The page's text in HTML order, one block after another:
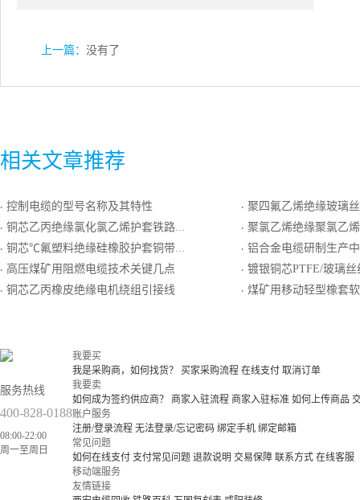
上一篇： 没有了
相关文章推荐
· 控制电缆的型号名称及其特性
· 铜芯乙丙绝缘氯化氯乙烯护套铁路电缆
· 铜芯℃氟塑料绝缘硅橡胶护套铜带屏蔽控制电缆
· 高压煤矿用阻燃电缆技术关键几点
· 铜芯乙丙橡皮绝缘电机绕组引接线
· 聚四氟乙烯绝缘玻璃丝编织耐热用精密级
· 聚氯乙烯绝缘聚氯乙烯护套一般用精密级
· 铝合金电缆研制生产中要解
· 镀银铜芯PTFE/玻璃丝组合绝缘镀银圆铜线绕包屏
· 煤矿用移动轻型橡套
服务热线
400-828-0188
08:00-22:00
周一至周日
我要买
我是采购商，如何找货？
买家采购流程 在线支付 取消订单
我要卖
如何成为签约供应商？
商家入驻流程 商家入驻标准 如何上传商品
账户服务
注册/登录流程 无法登录/忘记密码 绑定手机 绑定邮箱
常见问题
如何在线支付 支付常见问题 退款说明 交易保障 联系方式 在线客服
移动端服务
友情链接